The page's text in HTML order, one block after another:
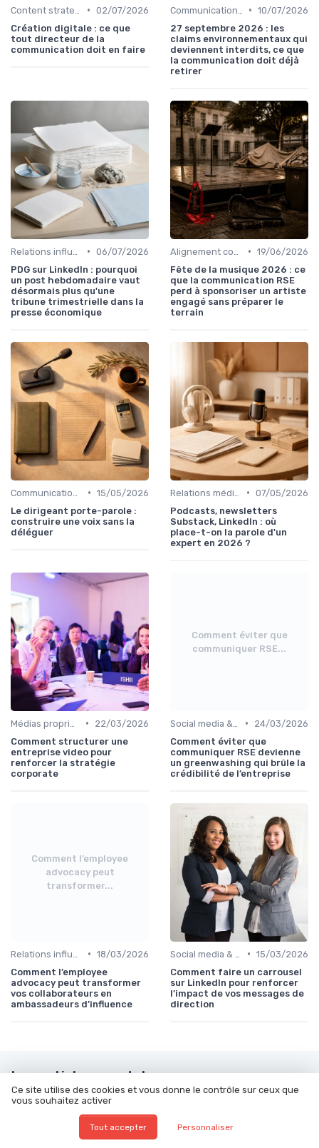
• 02/07/2026
Création digitale : ce que
tout directeur de la
communication doit en faire
• 10/07/2026
27 septembre 2026 : les
claims environnementaux qui
deviennent interdits, ce que
la communication doit déjà
retirer
• 06/07/2026
PDG sur LinkedIn : pourquoi
un post hebdomadaire vaut
désormais plus qu'une
tribune trimestrielle dans la
presse économique
• 19/06/2026
Fête de la musique 2026 : ce
que la communication RSE
perd à sponsoriser un artiste
engagé sans préparer le
terrain
• 15/05/2026
Le dirigeant porte-parole :
construire une voix sans la
déléguer
• 07/05/2026
Podcasts, newsletters
Substack, LinkedIn : où
place-t-on la parole d'un
expert en 2026 ?
•
22/03/2026
Comment structurer une
entreprise video pour
renforcer la stratégie
corporate
Comment éviter que
communiquer RSE...
•
24/03/2026
Comment éviter que
communiquer RSE devienne
un greenwashing qui brûle la
crédibilité de l’entreprise
Comment l’employee
advocacy peut
transformer...
• 18/03/2026
Comment l’employee
advocacy peut transformer
vos collaborateurs en
ambassadeurs d’influence
• 15/03/2026
Comment faire un carrousel
sur LinkedIn pour renforcer
l’impact de vos messages de
direction
Les articles par date
Septembre 2023
Décembre 2023
Ce site utilise des cookies et vous donne le contrôle sur ceux que
vous souhaitez activer
Tout accepter Personnaliser